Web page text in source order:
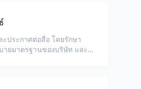
ประกาศต่อสื่อ โดยรักษา
ยมาตรฐานของบริษัท และ